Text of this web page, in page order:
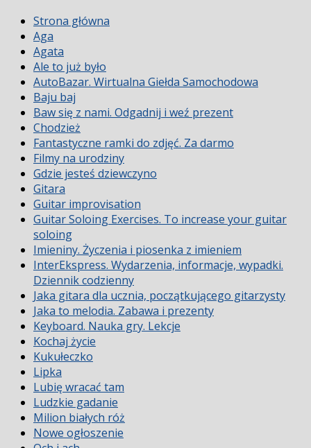
Strona główna
Aga
Agata
Ale to już było
AutoBazar. Wirtualna Giełda Samochodowa
Baju baj
Baw się z nami. Odgadnij i weź prezent
Chodzież
Fantastyczne ramki do zdjęć. Za darmo
Filmy na urodziny
Gdzie jesteś dziewczyno
Gitara
Guitar improvisation
Guitar Soloing Exercises. To increase your guitar
soloing
Imieniny. Życzenia i piosenka z imieniem
InterEkspress. Wydarzenia, informacje, wypadki.
Dziennik codzienny
Jaka gitara dla ucznia, początkującego gitarzysty
Jaka to melodia. Zabawa i prezenty
Keyboard. Nauka gry. Lekcje
Kochaj życie
Kukułeczko
Lipka
Lubię wracać tam
Ludzkie gadanie
Milion białych róż
Nowe ogłoszenie